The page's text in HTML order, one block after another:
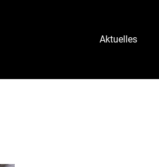
Aktuelles